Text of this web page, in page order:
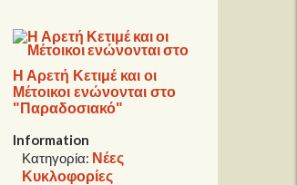
Η Αρετή Κετιμέ και οι
Μέτοικοι ενώνονται στο
"Παραδοσιακό"
Information
Κατηγορία: Νέες
Κυκλοφορίες